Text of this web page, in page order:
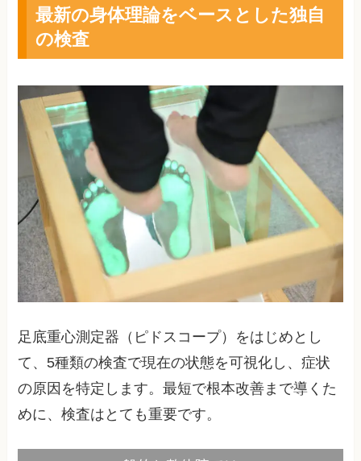
最新の身体理論をベースとした独自
の検査
足底重心測定器（ピドスコープ）をはじめとし
て、5種類の検査で現在の状態を可視化し、症状
の原因を特定します。最短で根本改善まで導くた
めに、検査はとても重要です。